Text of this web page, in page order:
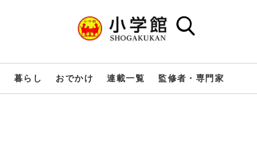
暮らし おでかけ 連載一覧 監修者・専門家